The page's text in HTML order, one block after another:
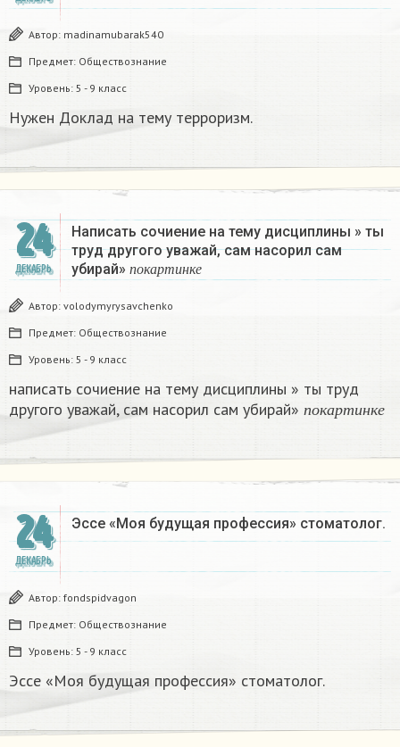
Автор: madinamubarak540
Предмет: Обществознание
Уровень: 5 - 9 класс
Нужен Доклад на тему терроризм.
24
ДЕКАБРЬ
Написать сочиение на тему дисциплины » ты
труд другого уважай, сам насорил сам
убирай»
по ка р т и н ке
р
Автор: volodymyrysavchenko
Предмет: Обществознание
Уровень: 5 - 9 класс
написать сочиение на тему дисциплины » ты труд
другого уважай, сам насорил сам убирай»
п о ка р т и н ке
по арти
24
ДЕКАБРЬ
Эссе «Моя будущая профессия» стоматолог.
Автор: fondspidvagon
Предмет: Обществознание
Уровень: 5 - 9 класс
Эссе «Моя будущая профессия» стоматолог.